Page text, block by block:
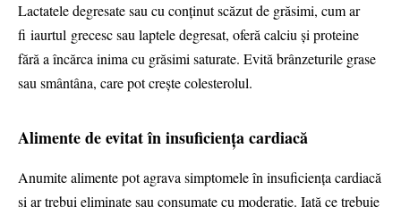
Lactatele degresate sau cu conținut scăzut de grăsimi, cum ar
fi iaurtul grecesc sau laptele degresat, oferă calciu și proteine
fără a încărca inima cu grăsimi saturate. Evită brânzeturile grase
sau smântâna, care pot crește colesterolul.
Alimente de evitat în insuficiența cardiacă
Anumite alimente pot agrava simptomele în insuficiența cardiacă
și ar trebui eliminate sau consumate cu moderație. Iată ce trebuie